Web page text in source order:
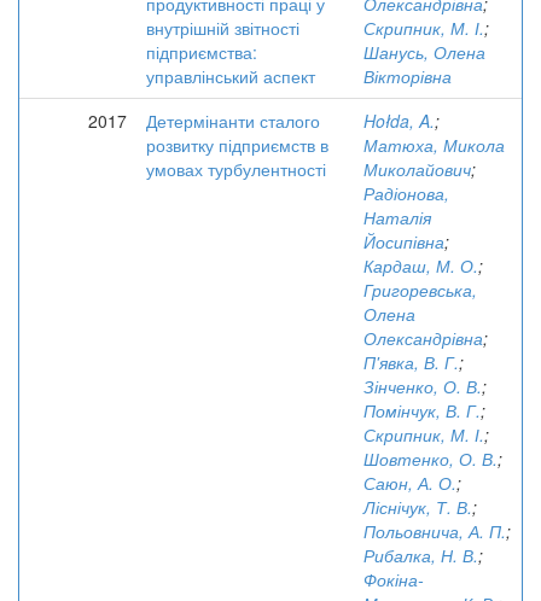
внутрішній звітності
підприємства:
управлінський аспект
Скрипник, М. І.;
Шанусь, Олена
Вікторівна
2017
Детермінанти сталого
розвитку підприємств в
умовах турбулентності
Hołda, A.;
Матюха, Микола
Миколайович;
Радіонова,
Наталія
Йосипівна;
Кардаш, М. О.;
Григоревська,
Олена
Олександрівна;
П'явка, В. Г.;
Зінченко, О. В.;
Помінчук, В. Г.;
Скрипник, М. І.;
Шовтенко, О. В.;
Саюн, А. О.;
Ліснічук, Т. В.;
Польовнича, А. П.;
Рибалка, Н. В.;
Фокіна-